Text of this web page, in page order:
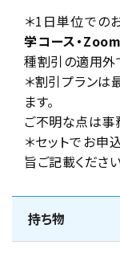
＊1日単位での
学コース・
種割引の適用外
＊割引プランは
ます。
ご不明な点は事
＊セットでお
旨ご記載ください
持ち物